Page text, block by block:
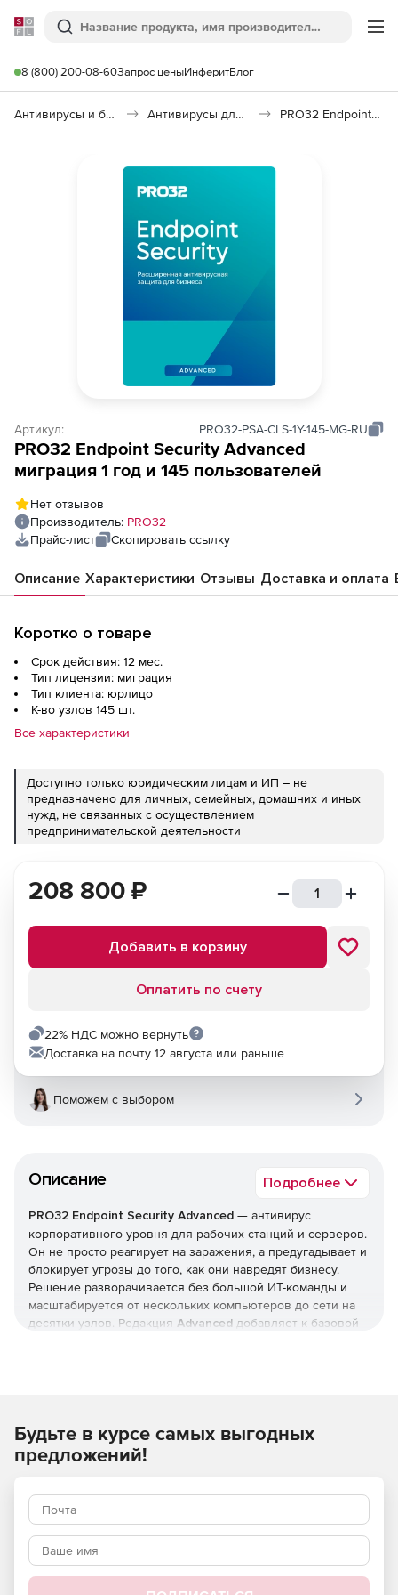
Softline
Поиск
8 (800) 200-08-60Запрос ценыИнферитБлог
Антивирусы и безопасность Антивирусы для организаций PRO32 Endpoint Security Advanced
Артикул: PRO32-PSA-CLS-1Y-145-MG-RU
PRO32 Endpoint Security Advanced
миграция 1 год и 145 пользователей
Нет отзывов
Производитель: PRO32
Прайс-лист
Скопировать ссылку
Описание Характеристики Отзывы Доставка и оплата
Коротко о товаре
Срок действия: 12 мес.
Тип лицензии: миграция
Тип клиента: юрлицо
К-во узлов 145 шт.
Все характеристики
Доступно только юридическим лицам и ИП – не
предназначено для личных, семейных, домашних и иных
нужд, не связанных с осуществлением
предпринимательской деятельности
Описание Подробнее
PRO32 Endpoint Security Advanced — антивирус
корпоративного уровня для рабочих станций и серверов.
Он не просто реагирует на заражения, а предугадывает и
блокирует угрозы до того, как они навредят бизнесу.
Решение разворачивается без большой ИТ-команды и
масштабируется от нескольких компьютеров до сети на
десятки узлов. Редакция Advanced добавляет к базовой
Как устроена защита
В основе — многоуровневая модель: антивирус,
вымогателей, фильтрация почты и интернет-трафика.
Отмеченные наградами технологии упреждающего
обнаружения дополняются поведенческим
(эвристическим) анализом, который выявляет
неизвестные вредоносные программы и эксплойты
208 800 ₽
Добавить в корзину
Оплатить по счету
22% НДС можно вернуть
Доставка на почту 12 августа или раньше
Поможем с выбором
Будьте в курсе самых выгодных
предложений!